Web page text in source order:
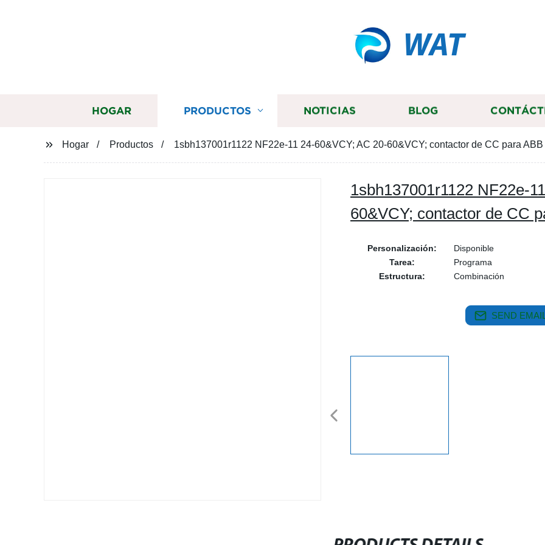
WAT
HOGAR PRODUCTOS NOTICIAS BLOG
Hogar Productos 1sbh137001r1122 NF22e-11 24-60&VCY; AC 20-60&VCY; contactor de CC para ABB
1sbh137001r1122 NF22e-
60&VCY; contactor de CC
Personalización:
Disponible
Tarea:
Programa
Estructura:
Combinación
SEND